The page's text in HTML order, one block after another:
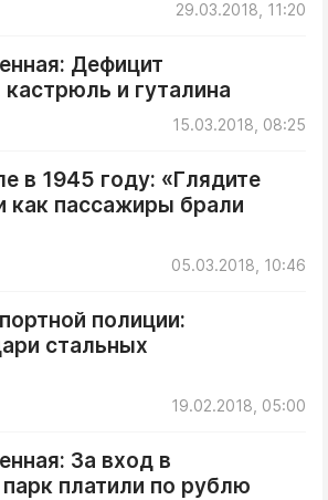
29.03.2018, 11:20
Дефицит
и гуталина
15.03.2018, 08:25
в 1945 году: «Глядите
как пассажиры брали
05.03.2018, 10:46
полиции:
стальных
19.02.2018, 05:00
За вход в
платили по рублю